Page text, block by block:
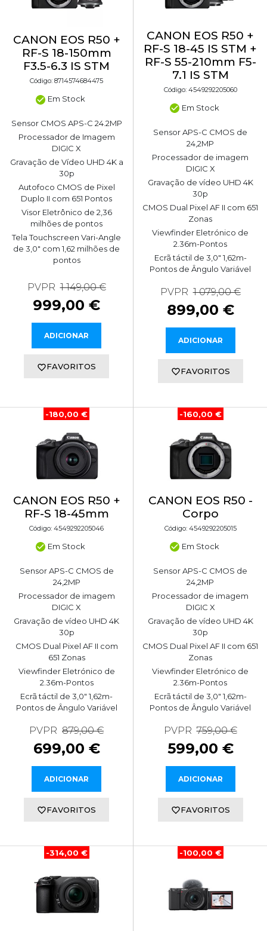
CANON EOS R50 +
RF-S 18-150mm
F3.5-6.3 IS STM
Código: 8714574684475
Em Stock
Sensor CMOS APS-C 24.2MP
Processador de Imagem
DIGIC X
Gravação de Vídeo UHD 4K a
30p
Autofoco CMOS de Pixel
Duplo II com 651 Pontos
Visor Eletrônico de 2,36
milhões de pontos
Tela Touchscreen Vari-Angle
de 3,0" com 1,62 milhões de
pontos
PVPR 1 149,00 €
999,00 €
ADICIONAR
FAVORITOS
CANON EOS R50 +
RF-S 18-45 IS STM +
RF-S 55-210mm F5-
7.1 IS STM
Código: 4549292205060
Em Stock
Sensor APS-C CMOS de
24,2MP
Processador de imagem
DIGIC X
Gravação de vídeo UHD 4K
30p
CMOS Dual Pixel AF II com 651
Zonas
Viewfinder Eletrónico de
2.36m-Pontos
Ecrã táctil de 3,0" 1,62m-
Pontos de Ângulo Variável
PVPR 1 079,00 €
899,00 €
ADICIONAR
FAVORITOS
-180,00 €
CANON EOS R50 +
RF-S 18-45mm
Código: 4549292205046
Em Stock
Sensor APS-C CMOS de
24,2MP
Processador de imagem
DIGIC X
Gravação de vídeo UHD 4K
30p
CMOS Dual Pixel AF II com
651 Zonas
Viewfinder Eletrónico de
2.36m-Pontos
Ecrã táctil de 3,0" 1,62m-
Pontos de Ângulo Variável
PVPR 879,00 €
699,00 €
ADICIONAR
FAVORITOS
-160,00 €
CANON EOS R50 -
Corpo
Código: 4549292205015
Em Stock
Sensor APS-C CMOS de
24,2MP
Processador de imagem
DIGIC X
Gravação de vídeo UHD 4K
30p
CMOS Dual Pixel AF II com 651
Zonas
Viewfinder Eletrónico de
2.36m-Pontos
Ecrã táctil de 3,0" 1,62m-
Pontos de Ângulo Variável
PVPR 759,00 €
599,00 €
ADICIONAR
FAVORITOS
-314,00 € -100,00 €